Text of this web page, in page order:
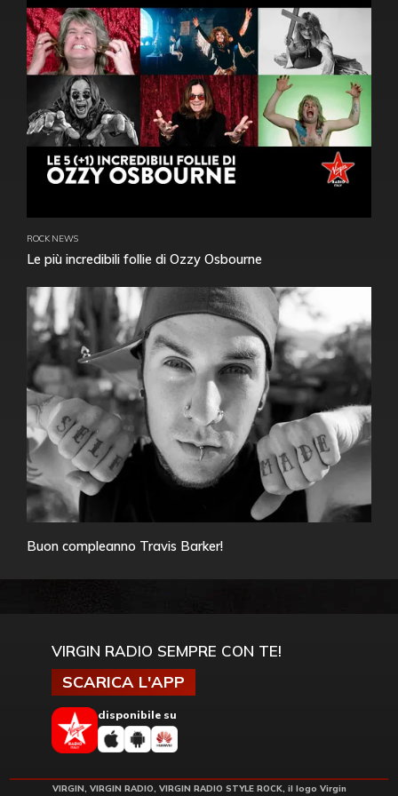
ROCK NEWS
Le più incredibili follie di Ozzy Osbourne
Buon compleanno Travis Barker!
VIRGIN RADIO SEMPRE CON TE!
SCARICA L'APP
disponibile su
VIRGIN, VIRGIN RADIO, VIRGIN RADIO STYLE ROCK, il logo Virgin